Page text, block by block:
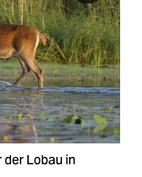
der Lobau in